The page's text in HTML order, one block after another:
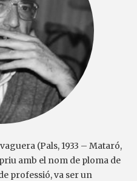
(Pals, 1933 – Mataró,
amb el nom de ploma de
professió, va ser un